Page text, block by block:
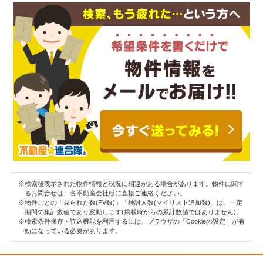
※検索後表示された物件情報と現況に相違がある場合があります。物件に関す
るお問合せは、各不動産会社様に直接ご連絡ください。
※物件ごとの「見られた数(PV数)」「検討人数(マイリスト追加数)」は、一定
期間の集計数値であり変動します(掲載時からの累計数値ではありません)。
※検索条件保存・読込機能を利用するには、ブラウザの「Cookieの設定」が有
効になっている必要があります。